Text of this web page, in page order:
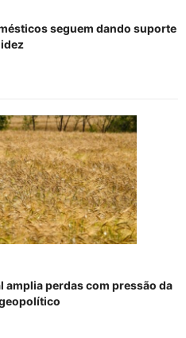
seguem dando suporte
amplia perdas com pressão da